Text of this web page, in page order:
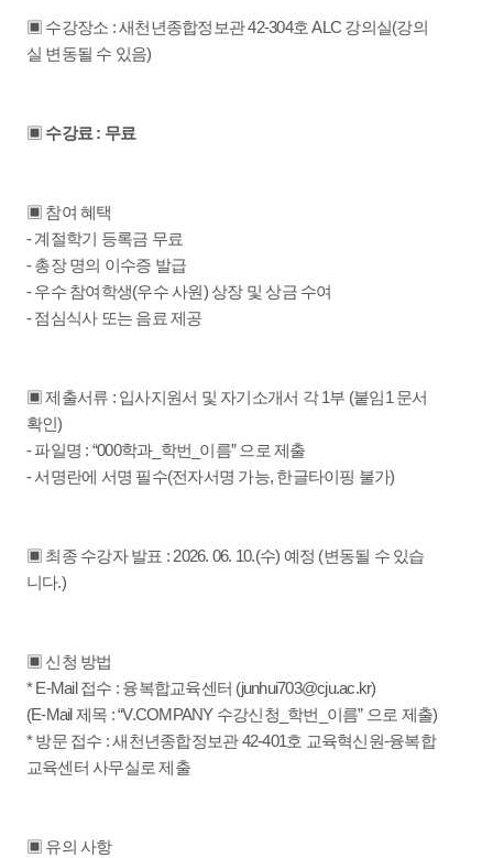
▣ 수강장소 : 새천년종합정보관 42-304호 ALC 강의실(강의
실 변동될 수 있음)
▣ 수강료 : 무료
▣ 참여 혜택
- 계절학기 등록금 무료
- 총장 명의 이수증 발급
- 우수 참여학생(우수 사원) 상장 및 상금 수여
- 점심식사 또는 음료 제공
▣ 제출서류 : 입사지원서 및 자기소개서 각 1부 (붙임1 문서
확인)
- 파일명 : “000학과_학번_이름” 으로 제출
- 서명란에 서명 필수(전자서명 가능, 한글타이핑 불가)
▣ 최종 수강자 발표 : 2026. 06. 10.(수) 예정 (변동될 수 있습
니다.)
▣ 신청 방법
* E-Mail 접수 : 융복합교육센터 (junhui703@cju.ac.kr)
(E-Mail 제목 : “V.COMPANY 수강신청_학번_이름” 으로 제출)
* 방문 접수 : 새천년종합정보관 42-401호 교육혁신원-융복합
교육센터 사무실로 제출
▣ 유의 사항